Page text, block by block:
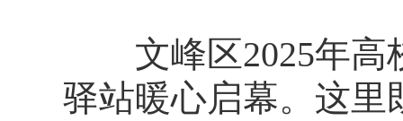
文峰区2025年高
驿站暖心启幕。这里